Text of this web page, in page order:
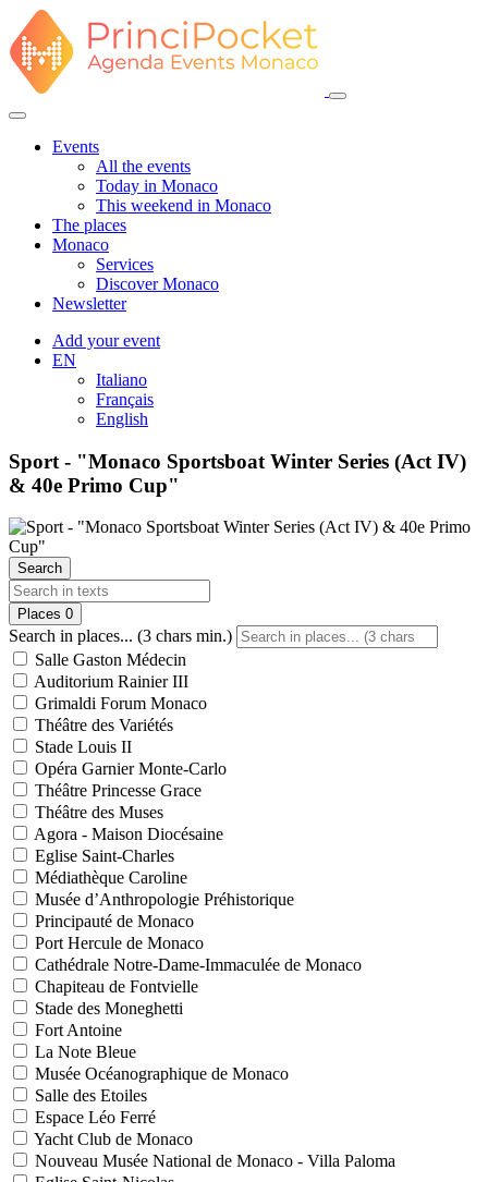
Events
All the events
Today in Monaco
This weekend in Monaco
The places
Monaco
Services
Discover Monaco
Newsletter
Add your event
EN
Italiano
Français
English
Sport - "Monaco Sportsboat Winter Series (Act IV)
& 40e Primo Cup"
Search
Places 0
Search in places... (3 chars min.)
Salle Gaston Médecin
Auditorium Rainier III
Grimaldi Forum Monaco
Théâtre des Variétés
Stade Louis II
Opéra Garnier Monte-Carlo
Théâtre Princesse Grace
Théâtre des Muses
Agora - Maison Diocésaine
Eglise Saint-Charles
Médiathèque Caroline
Musée d’Anthropologie Préhistorique
Principauté de Monaco
Port Hercule de Monaco
Cathédrale Notre-Dame-Immaculée de Monaco
Chapiteau de Fontvielle
Stade des Moneghetti
Fort Antoine
La Note Bleue
Musée Océanographique de Monaco
Salle des Etoiles
Espace Léo Ferré
Yacht Club de Monaco
Nouveau Musée National de Monaco - Villa Paloma